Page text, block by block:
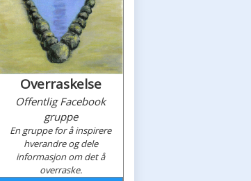
Overraskelse
Offentlig Facebook
gruppe
En gruppe for å inspirere
hverandre og dele
informasjon om det å
overraske.